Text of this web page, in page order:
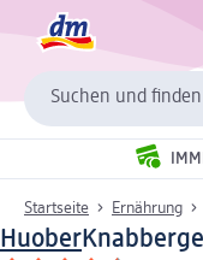
Suchen und finden
Startseite Ernährung
Huober